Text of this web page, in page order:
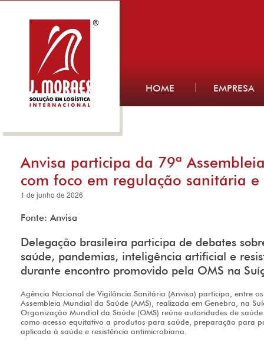
HOME EMPRESA
Anvisa participa da 79ª
com foco em regulação sanitária
1 de junho de 2026
Fonte: Anvisa
Delegação brasileira participa de debates
saúde, pandemias, inteligência artificial e
durante encontro promovido pela OMS na
Agência Nacional de Vigilância Sanitária (Anvisa) participa, entre
Assembleia Mundial da Saúde (AMS), realizada em Genebra, na
Organização Mundial da Saúde (OMS) reúne autoridades de
como acesso equitativo a produtos para saúde, preparação para
aplicada à saúde e resistência antimicrobiana.